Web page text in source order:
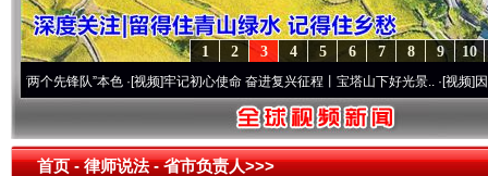
10
9
8
7
6
5
4
3
2
1
先锋队”本色·[视频]牢记初心使命 奋进复兴征程丨宝塔山下好光景..·[视频]因党而生
首页- 律师说法 -省市负责人>>>